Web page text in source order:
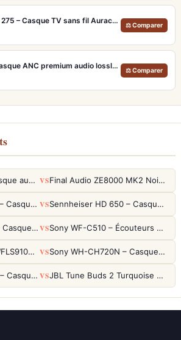
Sennheiser RS 275 – Casque TV sans fil Auracast avec 50h d'autonomie
⚖ Comparer
Sonos Ace – Casque ANC premium audio lossless et Dolby Atmos
⚖ Comparer
Sony MDR-Z1R – Casque audiophile fermé haute résolution VS Final Audio ZE8000 MK2 Noir – Écouteurs True Wireless audiophiles 8K Sound
HIFIMAN SUNDARA – Casque Planar Magnetic Ouvert Over-Ear Audiophile VS Sennheiser HD 650 – Casque audiophile ouvert pour l'écoute analytique
Sony WH-CH720N – Casque ANC 35h, Ultra-léger (192g) avec Processeur V1 VS Sony WF-C510 – Écouteurs True Wireless compacts, autonomie 22h et multipoint
Sony LinkBuds Fit WFLS910NW Blanc – Écouteurs Sport Ailes ANC VS Sony WH-CH720N – Casque ANC 35h, Ultra-léger (192g) avec Processeur V1
POGS The Elephant – Casque Filaire Enfants 85dB POGS-Safe™ (Éco-Responsable) VS JBL Tune Buds 2 Turquoise – Écouteurs True Wireless avec ANC et autonomie 48h